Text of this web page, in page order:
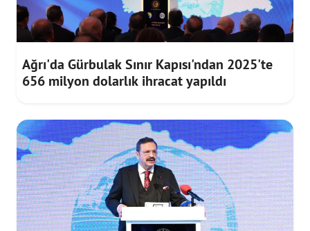
Ağrı'da Gürbulak Sınır Kapısı'ndan 2025'te
656 milyon dolarlık ihracat yapıldı